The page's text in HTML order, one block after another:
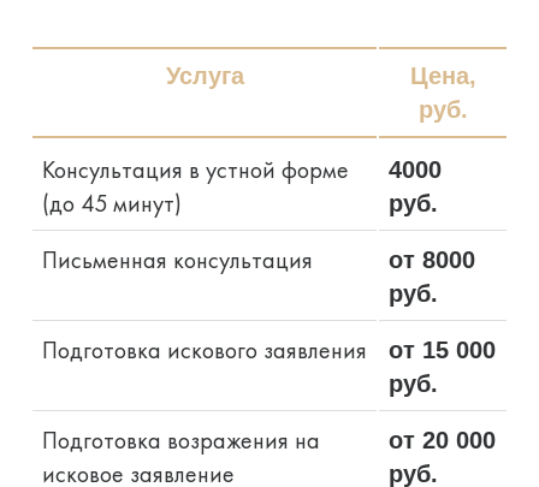
Услуга
Цена,
руб.
Консультация в устной форме
(до 45 минут)
4000
руб.
Письменная консультация
от 8000
руб.
Подготовка искового заявления
от 15 000
руб.
Подготовка возражения на
исковое заявление
от 20 000
руб.